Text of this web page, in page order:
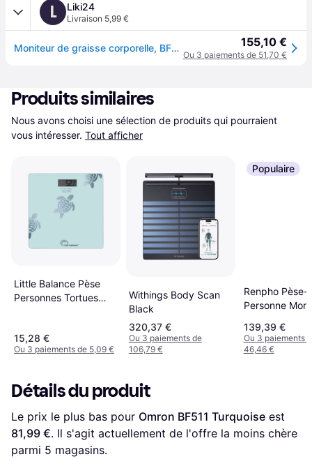
L Liki24
Livraison 5,99 €
Moniteur de graisse corporelle, BF511, Omron 155,10 €
Ou 3 paiements de 51,70 €
Produits similaires
Nous avons choisi une sélection de produits qui pourraient
vous intéresser. Tout afficher
Little Balance Pèse
Personnes Tortues
15,28 €
Ou 3 paiements de 5,09 €
Withings Body Scan
Black
320,37 €
Ou 3 paiements de
106,79 €
Populaire
Renpho Pèse-
Personne
Noire
139,39 €
Ou 3 paiements
46,46 €
Détails du produit
Le prix le plus bas pour Omron BF511 Turquoise
81,99 €. Il s'agit actuellement de l'offre la moins chère
parmi 5 magasins.